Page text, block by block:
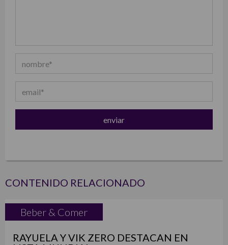
CONTENIDO RELACIONADO
Beber & Comer
RAYUELA Y VIK ZERO DESTACAN EN